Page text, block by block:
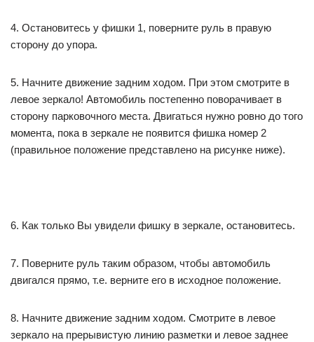
4. Остановитесь у фишки 1, поверните руль в правую
сторону до упора.
5. Начните движение задним ходом. При этом смотрите в
левое зеркало! Автомобиль постепенно поворачивает в
сторону парковочного места. Двигаться нужно ровно до того
момента, пока в зеркале не появится фишка номер 2
(правильное положение представлено на рисунке ниже).
6. Как только Вы увидели фишку в зеркале, остановитесь.
7. Поверните руль таким образом, чтобы автомобиль
двигался прямо, т.е. верните его в исходное положение.
8. Начните движение задним ходом. Смотрите в левое
зеркало на прерывистую линию разметки и левое заднее